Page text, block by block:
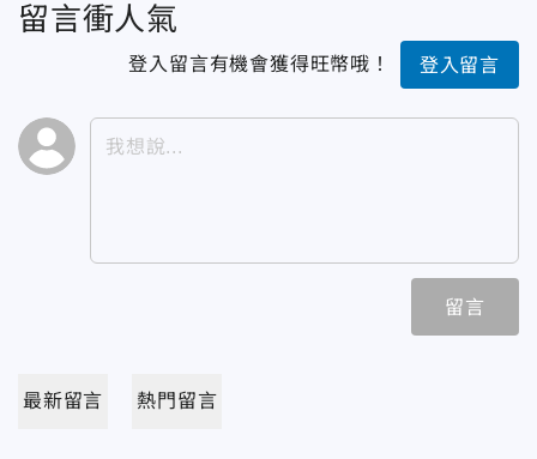
留言衝人氣
登入留言有機會獲得旺幣哦！ 登入留言
留言
最新留言 熱門留言